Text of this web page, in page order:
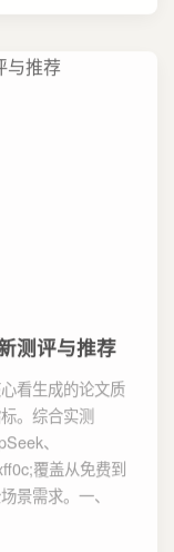
测评与推荐
看生成的论文质
。综合实测
、
覆盖从免费到
景需求。一、